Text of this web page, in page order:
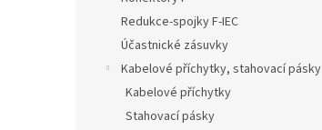
Redukce-spojky F-IEC
Účastnické zásuvky
Kabelové příchytky, stahovací pásky
Kabelové příchytky
Stahovací pásky